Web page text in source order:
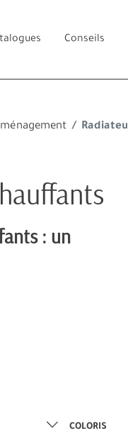
: un
COLORIS
Conseils